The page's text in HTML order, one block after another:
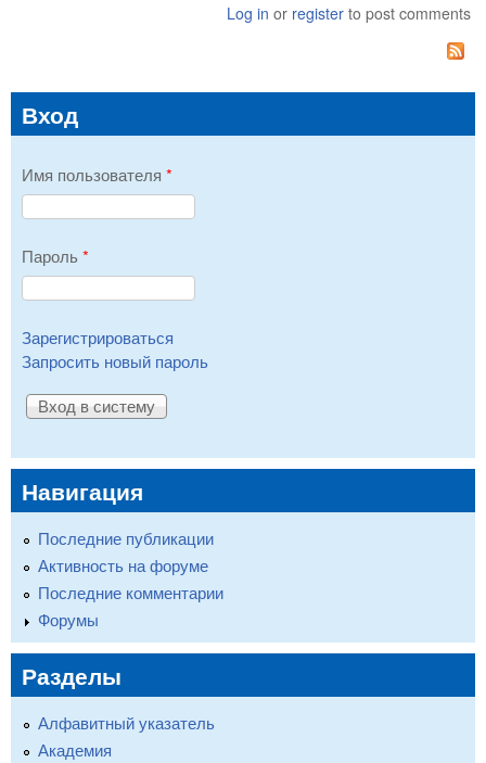
Log in or register to post comments
Вход
Имя пользователя *
Пароль *
Зарегистрироваться
Запросить новый пароль
Навигация
Последние публикации
Активность на форуме
Последние комментарии
Форумы
Разделы
Алфавитный указатель
Академия